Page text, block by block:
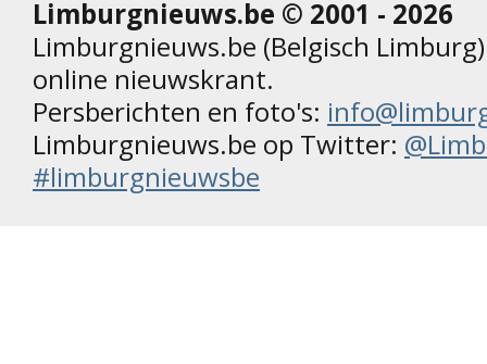
Limburgnieuws.be © 2001 - 2026
Limburgnieuws.be (Belgisch
online nieuwskrant.
Persberichten en foto's:
Limburgnieuws.be op Twitter:
#limburgnieuwsbe